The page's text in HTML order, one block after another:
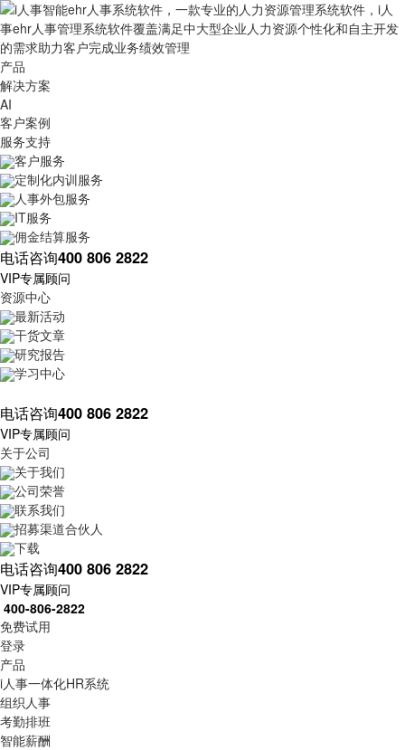
产品
解决方案
AI
客户案例
服务支持
客户服务
定制化内训服务
人事外包服务
IT服务
佣金结算服务
电话咨询400 806 2822
VIP专属顾问
资源中心
最新活动
干货文章
研究报告
学习中心
电话咨询400 806 2822
VIP专属顾问
关于公司
关于我们
公司荣誉
联系我们
招募渠道合伙人
下载
电话咨询400 806 2822
VIP专属顾问
400-806-2822
免费试用
登录
产品
i人事一体化HR系统
组织人事
考勤排班
智能薪酬